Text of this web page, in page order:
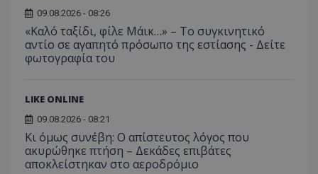
09.08.2026 - 08:26
«Καλό ταξίδι, φίλε Μάικ…» – Το συγκινητικό
αντίο σε αγαπητό πρόσωπο της εστίασης - Δείτε
φωτογραφία του
LIKE ONLINE
09.08.2026 - 08:21
Κι όμως συνέβη: Ο απίστευτος λόγος που
ακυρώθηκε πτήση – Δεκάδες επιβάτες
αποκλείστηκαν στο αεροδρόμιο